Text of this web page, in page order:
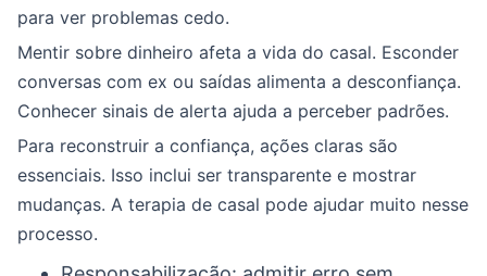
para ver problemas cedo.
Mentir sobre dinheiro afeta a vida do casal. Esconder
conversas com ex ou saídas alimenta a desconfiança.
Conhecer sinais de alerta ajuda a perceber padrões.
Para reconstruir a confiança, ações claras são
essenciais. Isso inclui ser transparente e mostrar
mudanças. A terapia de casal pode ajudar muito nesse
processo.